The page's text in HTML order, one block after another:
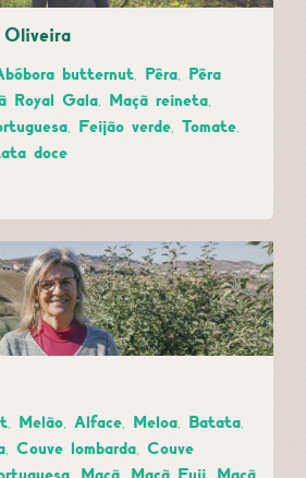
butternut, Pêra, Pêra
Royal Gala, Maçã reineta,
Feijão verde, Tomate,
doce
Melão, Alface, Meloa, Batata,
Couve lombarda, Couve